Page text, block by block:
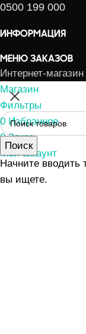
0500 199 000
ИНФОРМАЦИЯ
МЕНЮ ЗАКАЗОВ
Интернет-
Поиск
Начните вводить
вы ищете.
Магазин
Фильтры
0 Избранное
0Заказ
Мой аккаунт